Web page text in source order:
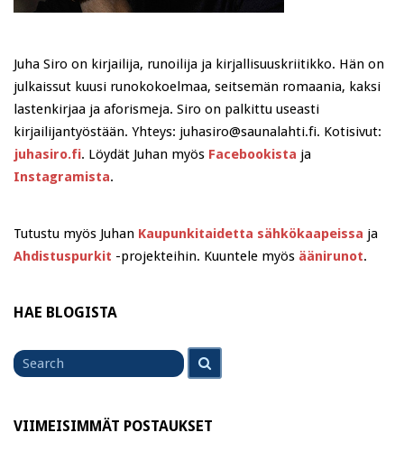
Juha Siro on kirjailija, runoilija ja kirjallisuuskriitikko. Hän on
julkaissut kuusi runokokoelmaa, seitsemän romaania, kaksi
lastenkirjaa ja aforismeja. Siro on palkittu useasti
kirjailijantyöstään. Yhteys: juhasiro@saunalahti.fi. Kotisivut:
juhasiro.fi. Löydät Juhan myös Facebookista ja
Instagramista.
Tutustu myös Juhan Kaupunkitaidetta sähkökaapeissa ja
Ahdistuspurkit -projekteihin. Kuuntele myös äänirunot.
HAE BLOGISTA
Search
for
VIIMEISIMMÄT POSTAUKSET